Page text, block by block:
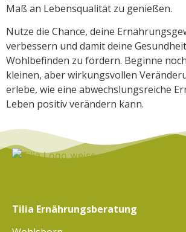
Maß an Lebensqualität zu genießen.
Nutze die Chance, deine
verbessern und damit deine
Wohlbefinden zu fördern. Beginne
kleinen, aber wirkungsvollen
erlebe, wie eine abwechslungsreiche
Leben positiv verändern kann.
Tilia Ernährungsberatung